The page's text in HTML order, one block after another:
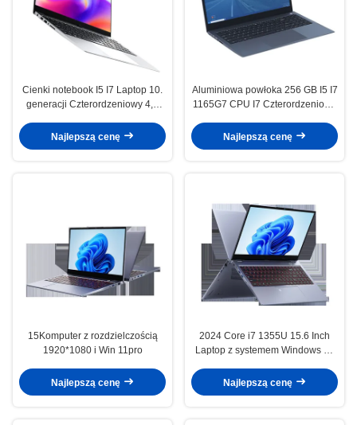
Cienki notebook I5 I7 Laptop 10.
generacji Czterordzeniowy 4,9
SSD HDD 1 TB Opcjonalnie
Najlepszą cenę
Aluminiowa powłoka 256 GB I5 I7
1165G7 CPU I7 Czterordzeniowy
Najlepszą cenę
15Komputer z rozdzielczością
1920*1080 i Win 11pro
Najlepszą cenę
2024 Core i7 1355U 15.6 Inch
Laptop z systemem Windows 11
Najlepszą cenę